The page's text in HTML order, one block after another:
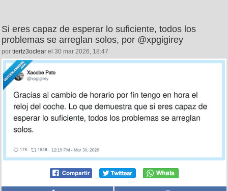
Si eres capaz de esperar lo suficiente, todos los
problemas se arreglan solos, por @xpgigirey
por tiertz3oclear el 30 mar 2026, 18:47